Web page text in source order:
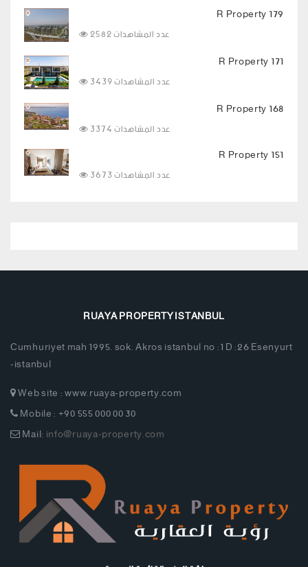
R Property 179
2582 عدد المشاهدات
R Property 171
3439 عدد المشاهدات
R Property 168
3374 عدد المشاهدات
R Property 151
3673 عدد المشاهدات
RUAYA PROPERTY ISTANBUL
Cumhuriyet mah 1995. sok. Akros istanbul no :1 D :26 Esenyurt
-istanbul
Web site : www.ruaya-property.com
Mobile : +90 555 000 00 30
Mail:info@ruaya-property.com